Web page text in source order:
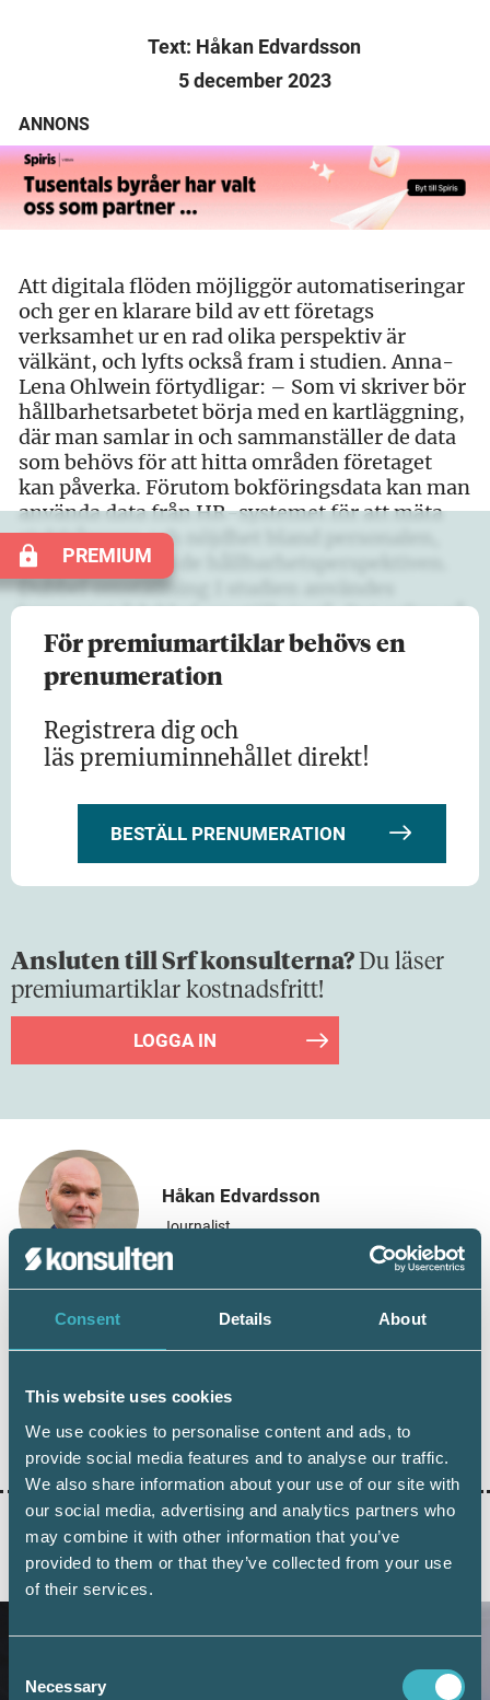
Consent Details About
This website uses cookies
We use cookies to personalise content and ads, to
provide social media features and to analyse our traffic.
We also share information about your use of our site with
our social media, advertising and analytics partners who
may combine it with other information that you’ve
provided to them or that they’ve collected from your use
of their services.
Selection
Necessary
Text: Håkan Edvardsson
5 december 2023
ANNONS
Att digitala flöden möjliggör automatiseringar
och ger en klarare bild av ett företags
verksamhet ur en rad olika perspektiv är
välkänt, och lyfts också fram i studien. Anna-
Lena Ohlwein förtydligar: – Som vi skriver bör
hållbarhetsarbetet börja med en kartläggning,
där man samlar in och sammanställer de data
som behövs för att hitta områden företaget
kan påverka. Förutom bokföringsdata kan man
använda data från HR-systemet för att mäta
sjukfrånvaro och nöjdhet bland personalen,
för att även få in de hållbarhetsperspektiven.
Dubbel omställning I studien användes
begreppet ”dubbel omställning”. Det syftar på
att byrån dels ställer om digitalt, dels till en…
PREMIUM
För premiumartiklar behövs en
prenumeration
Registrera dig och
läs premiuminnehållet direkt!
BESTÄLL PRENUMERATION
Ansluten till Srf konsulterna?Du läser
premiumartiklar kostnadsfritt!
LOGGA IN
Håkan Edvardsson
Journalist
Dela:
AKTUELLA ARTIKLAR